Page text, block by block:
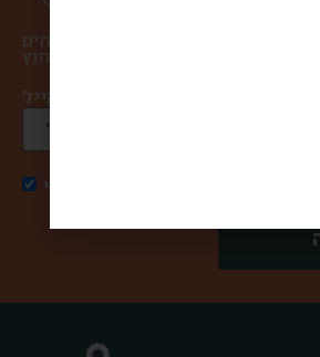
ולכן אנחנו אף פעם לא שולחים
אני מאשר/ת קבלת דואר פרסומי